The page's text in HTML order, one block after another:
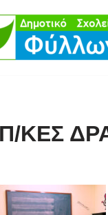
ΚΕΣ